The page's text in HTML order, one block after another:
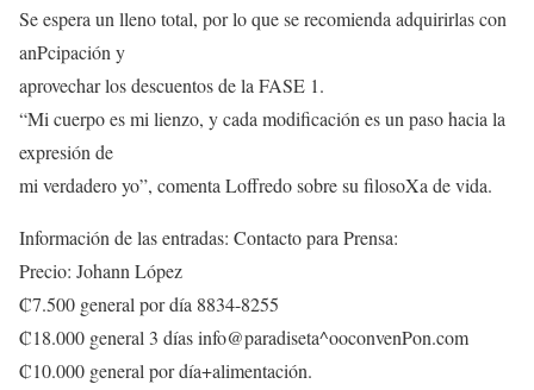
Se espera un lleno total, por lo que se recomienda adquirirlas con
anPcipación y
aprovechar los descuentos de la FASE 1.
“Mi cuerpo es mi lienzo, y cada modificación es un paso hacia la
expresión de
mi verdadero yo”, comenta Loffredo sobre su filosoXa de vida.
Información de las entradas: Contacto para Prensa:
Precio: Johann López
₡7.500 general por día 8834-8255
₡18.000 general 3 días info@paradiseta^ooconvenPon.com
₡10.000 general por día+alimentación.